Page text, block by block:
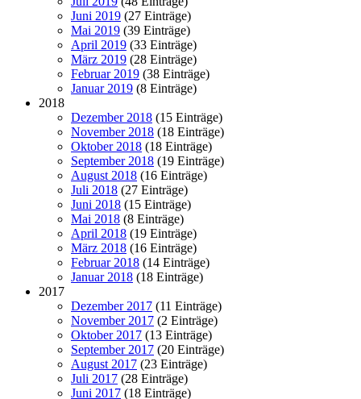
Juni 2019 (27 Einträge)
Mai 2019 (39 Einträge)
April 2019 (33 Einträge)
März 2019 (28 Einträge)
Februar 2019 (38 Einträge)
Januar 2019 (8 Einträge)
2018
Dezember 2018 (15 Einträge)
November 2018 (18 Einträge)
Oktober 2018 (18 Einträge)
September 2018 (19 Einträge)
August 2018 (16 Einträge)
Juli 2018 (27 Einträge)
Juni 2018 (15 Einträge)
Mai 2018 (8 Einträge)
April 2018 (19 Einträge)
März 2018 (16 Einträge)
Februar 2018 (14 Einträge)
Januar 2018 (18 Einträge)
2017
Dezember 2017 (11 Einträge)
November 2017 (2 Einträge)
Oktober 2017 (13 Einträge)
September 2017 (20 Einträge)
August 2017 (23 Einträge)
Juli 2017 (28 Einträge)
Juni 2017 (18 Einträge)